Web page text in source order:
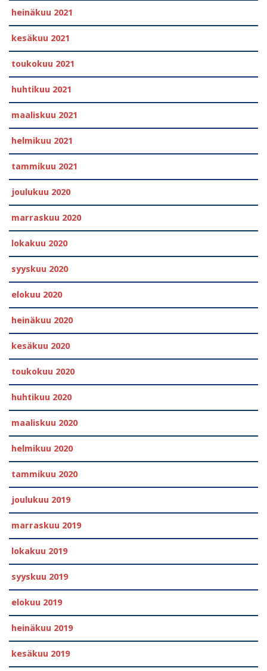
heinäkuu 2021
kesäkuu 2021
toukokuu 2021
huhtikuu 2021
maaliskuu 2021
helmikuu 2021
tammikuu 2021
joulukuu 2020
marraskuu 2020
lokakuu 2020
syyskuu 2020
elokuu 2020
heinäkuu 2020
kesäkuu 2020
toukokuu 2020
huhtikuu 2020
maaliskuu 2020
helmikuu 2020
tammikuu 2020
joulukuu 2019
marraskuu 2019
lokakuu 2019
syyskuu 2019
elokuu 2019
heinäkuu 2019
kesäkuu 2019